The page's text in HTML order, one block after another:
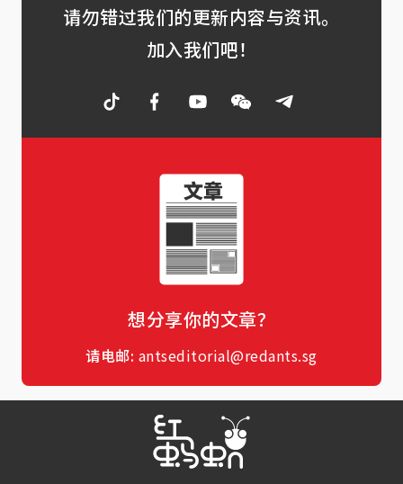
请勿错过我们的更新内容与资讯。
加入我们吧！
想分享你的文章？
请电邮: antseditorial@redants.sg